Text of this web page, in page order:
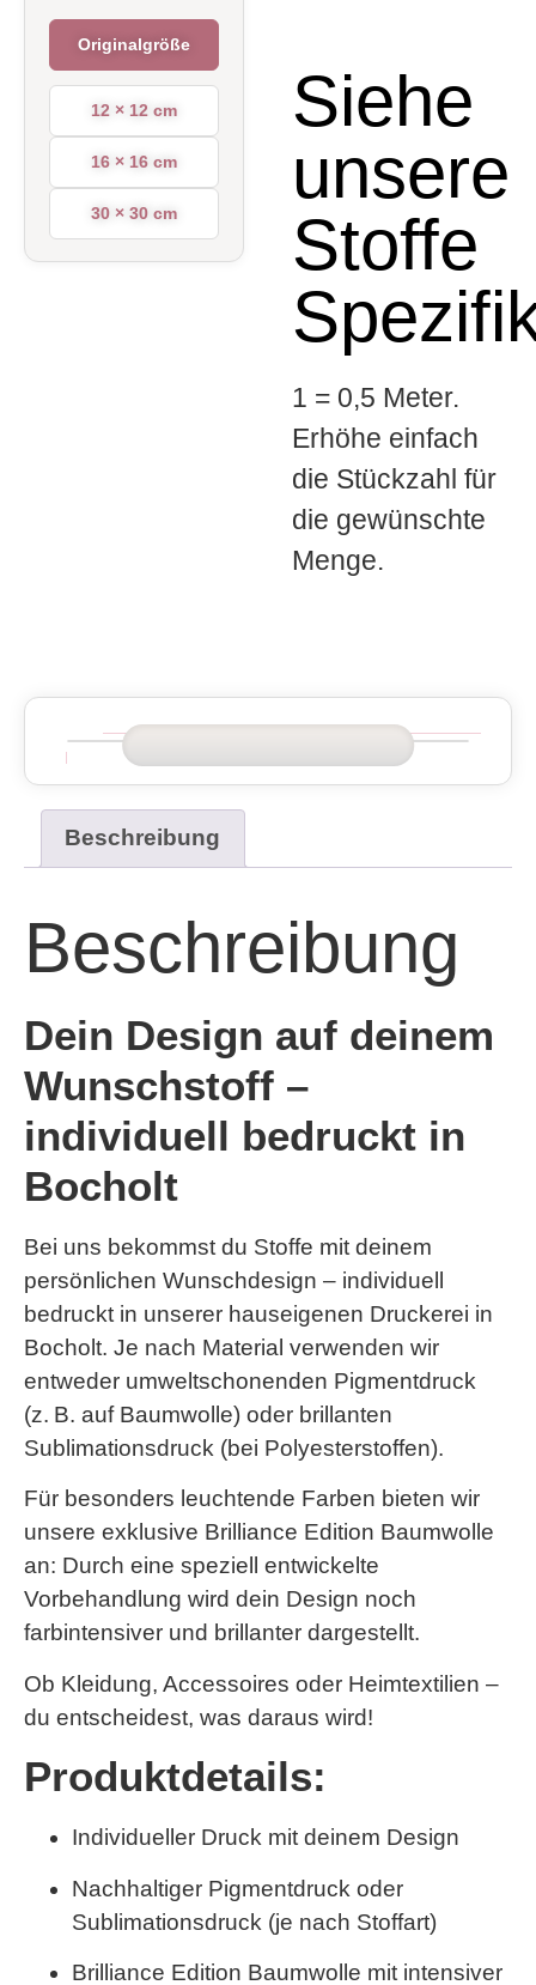
Originalgröße
12 × 12 cm
16 × 16 cm
30 × 30 cm
Siehe
unsere
Stoffe
1 = 0,5 Meter.
Erhöhe einfach
die Stückzahl für
die gewünschte
Menge.
Beschreibung
Beschreibung
Dein Design auf deinem
Wunschstoff –
individuell bedruckt in
Bocholt
Bei uns bekommst du Stoffe mit deinem
persönlichen Wunschdesign – individuell
bedruckt in unserer hauseigenen Druckerei in
Bocholt. Je nach Material verwenden wir
entweder umweltschonenden Pigmentdruck
(z. B. auf Baumwolle) oder brillanten
Sublimationsdruck (bei Polyesterstoffen).
Für besonders leuchtende Farben bieten wir
unsere exklusive Brilliance Edition Baumwolle
an: Durch eine speziell entwickelte
Vorbehandlung wird dein Design noch
farbintensiver und brillanter dargestellt.
Ob Kleidung, Accessoires oder Heimtextilien –
du entscheidest, was daraus wird!
Produktdetails:
Individueller Druck mit deinem Design
Nachhaltiger Pigmentdruck oder
Sublimationsdruck (je nach Stoffart)
Brilliance Edition Baumwolle mit intensiver